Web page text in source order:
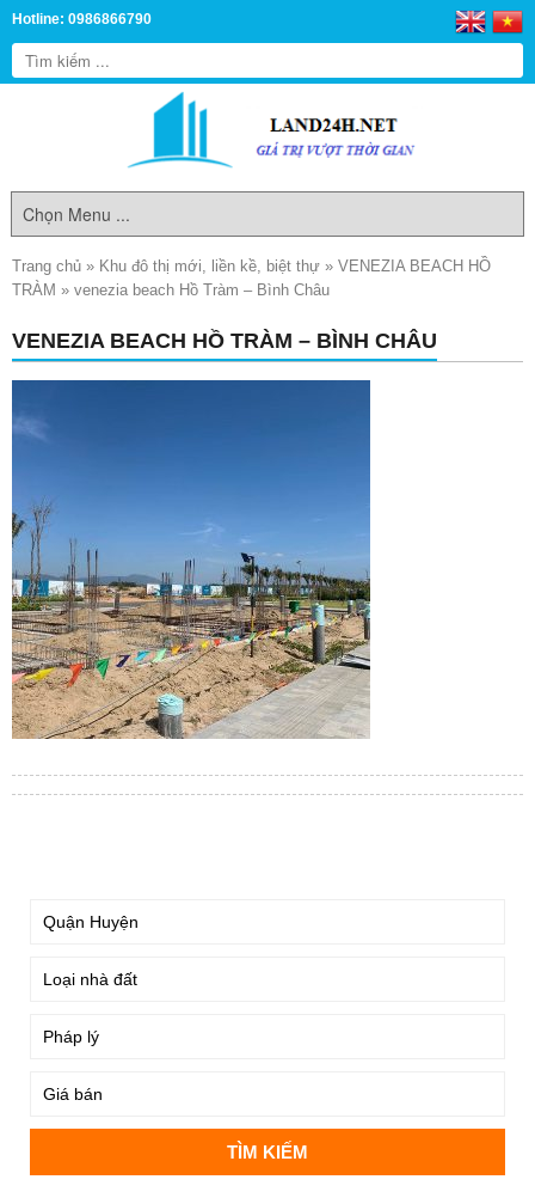
Hotline: 0986866790
Trang chủ » Khu đô thị mới, liền kề, biệt thự » VENEZIA BEACH HỒ
TRÀM » venezia beach Hồ Tràm – Bình Châu
VENEZIA BEACH HỒ TRÀM – BÌNH CHÂU